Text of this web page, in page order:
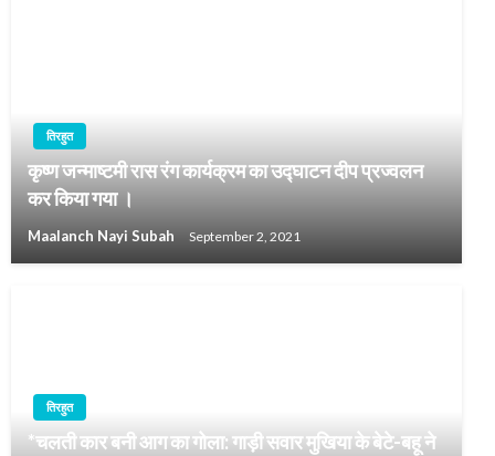
तिरहुत
कृष्ण जन्माष्टमी रास रंग कार्यक्रम का उद्घाटन दीप प्रज्वलन
कर किया गया ।
Maalanch Nayi Subah September 2, 2021
तिरहुत
*चलती कार बनी आग का गोला: गाड़ी सवार मुखिया के बेटे-बहू ने